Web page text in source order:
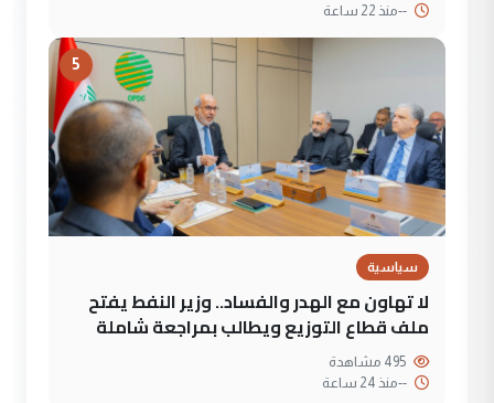
--منذ 22 ساعة
5
سياسية
لا تهاون مع الهدر والفساد.. وزير النفط يفتح
ملف قطاع التوزيع ويطالب بمراجعة شاملة
--منذ 24 ساعة